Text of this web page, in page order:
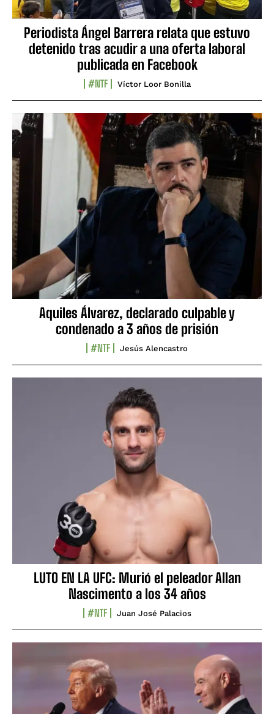
Periodista Ángel Barrera relata que estuvo
detenido tras acudir a una oferta laboral
publicada en Facebook
#NTF Víctor Loor Bonilla
Aquiles Álvarez, declarado culpable y
condenado a 3 años de prisión
#NTF Jesús Alencastro
LUTO EN LA UFC: Murió el peleador Allan
Nascimento a los 34 años
#NTF Juan José Palacios